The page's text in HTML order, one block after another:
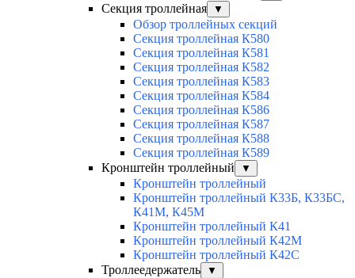
Секция троллейная ▼
Обзор троллейных секций
Секция троллейная К580
Секция троллейная К581
Секция троллейная К582
Секция троллейная К583
Секция троллейная К584
Секция троллейная К586
Секция троллейная К587
Секция троллейная К588
Секция троллейная К589
Кронштейн троллейный
▼
Кронштейн троллейный
Кронштейн троллейный К33Б, К33БС,
К41М, К45М
Кронштейн троллейный К41
Кронштейн троллейный К42М
Кронштейн троллейный К42С
Троллеедержатель
▼